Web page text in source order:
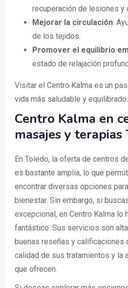
recuperación de lesiones y
Mejorar la circulación:
de los tejidos.
Promover el equilibrio
estado de relajación
Visitar el Centro Kalma es un
vida más saludable y
Centro Kalma en
masajes y terapias
En Toledo, la oferta de centros
es bastante amplia, lo que
encontrar diversas opciones
bienestar. Sin embargo, si
excepcional, en Centro Kalma lo
fantástico. Sus servicios son
buenas reseñas y calificaciones
calidad de sus tratamientos y la
que ofrecen.